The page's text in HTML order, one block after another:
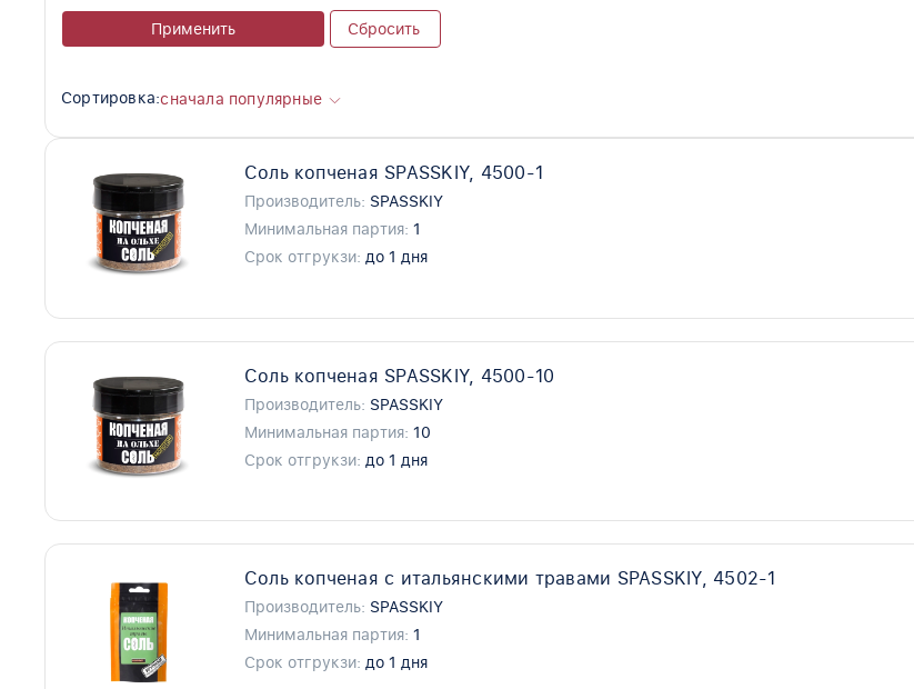
Применить Сбросить
Сортировка:сначала популярные
Соль копченая SPASSKIY, 4500-1
Производитель: SPASSKIY
Минимальная партия: 1
Срок отгрукзи: до 1 дня
Соль копченая SPASSKIY, 4500-10
Производитель: SPASSKIY
Минимальная партия: 10
Срок отгрукзи: до 1 дня
Соль копченая с итальянскими травами SPASSKIY, 4502-1
Производитель: SPASSKIY
Минимальная партия: 1
Срок отгрукзи: до 1 дня